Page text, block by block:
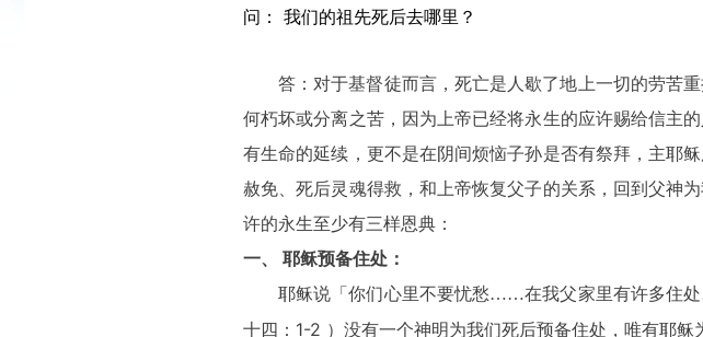
问： 我们的祖先死后去哪里？
答：对于基督徒而言，死亡是人歇了地上一切的劳苦
何朽坏或分离之苦，因为上帝已经将永生的应许赐给信主
有生命的延续，更不是在阴间烦恼子孙是否有祭拜，主耶
赦免、死后灵魂得救，和上帝恢复父子的关系，回到父神
许的永生至少有三样恩典：
一、 耶稣预备住处：
耶稣说「你们心里不要忧愁……在我父家里有许多住
十四： 1-2 ）没有一个神明为我们死后预备住处，唯有耶稣